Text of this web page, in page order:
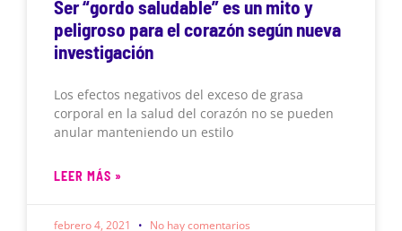
Ser “gordo saludable” es un mito y
peligroso para el corazón según nueva
investigación
Los efectos negativos del exceso de grasa
corporal en la salud del corazón no se pueden
anular manteniendo un estilo
LEER MÁS »
febrero 4, 2021 No hay comentarios